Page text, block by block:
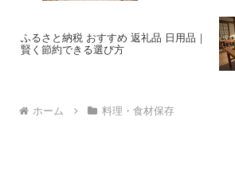
ふるさと納税 おすすめ 返礼品 日用品｜
賢く節約できる選び方
ホーム 料理・食材保存